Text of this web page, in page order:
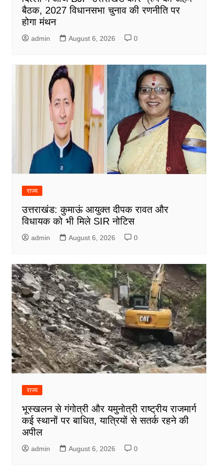
बैठक, 2027 विधानसभा चुनाव की रणनीति पर
होगा मंथन
admin August 6, 2026 0
राज्य
उत्तराखंड: कुमाऊं आयुक्त दीपक रावत और
विधायक को भी मिले SIR नोटिस
admin August 6, 2026 0
राज्य
भूस्खलन से गंगोत्री और यमुनोत्री राष्ट्रीय राजमार्ग
कई स्थानों पर बाधित, यात्रियों से सतर्क रहने की
अपील
admin August 6, 2026 0